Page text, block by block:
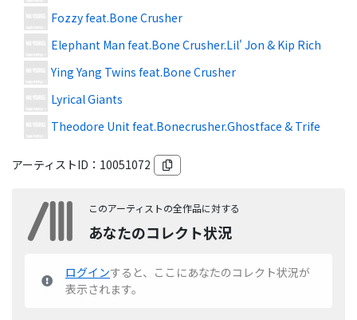
Fozzy feat.Bone Crusher
Elephant Man feat.Bone Crusher.Lil' Jon & Kip Rich
Ying Yang Twins feat.Bone Crusher
Lyrical Giants
Theodore Unit feat.Bonecrusher.Ghostface & Trife
アーティストID： 10051072
このアーティストの全作品に対する
あなたのコレクト状況
ログインすると、ここにあなたのコレクト状況が
表示されます。